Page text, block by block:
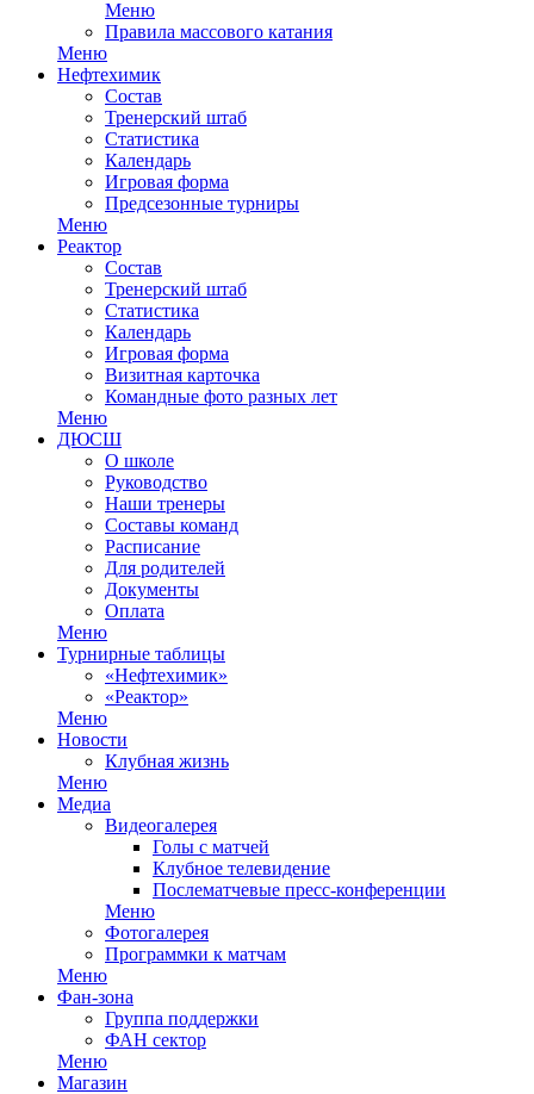
Меню
Правила массового катания
Меню
Нефтехимик
Состав
Тренерский штаб
Статистика
Календарь
Игровая форма
Предсезонные турниры
Меню
Реактор
Состав
Тренерский штаб
Статистика
Календарь
Игровая форма
Визитная карточка
Командные фото разных лет
Меню
ДЮСШ
О школе
Руководство
Наши тренеры
Составы команд
Расписание
Для родителей
Документы
Оплата
Меню
Турнирные таблицы
«Нефтехимик»
«Реактор»
Меню
Новости
Клубная жизнь
Меню
Медиа
Видеогалерея
Голы с матчей
Клубное телевидение
Послематчевые пресс-конференции
Меню
Фотогалерея
Программки к матчам
Меню
Фан-зона
Группа поддержки
ФАН сектор
Меню
Магазин